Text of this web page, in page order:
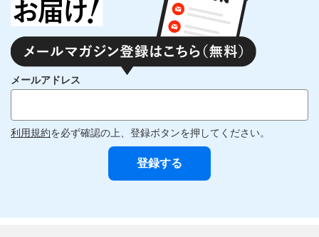
メールアドレス
利用規約を必ず確認の上、登録ボタンを押してください。